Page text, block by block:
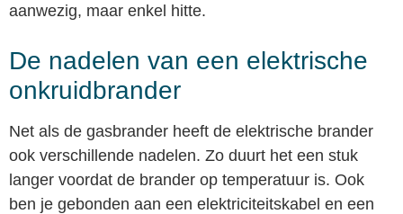
aanwezig, maar enkel hitte.
De nadelen van een elektrische
onkruidbrander
Net als de gasbrander heeft de elektrische brander
ook verschillende nadelen. Zo duurt het een stuk
langer voordat de brander op temperatuur is. Ook
ben je gebonden aan een elektriciteitskabel en een